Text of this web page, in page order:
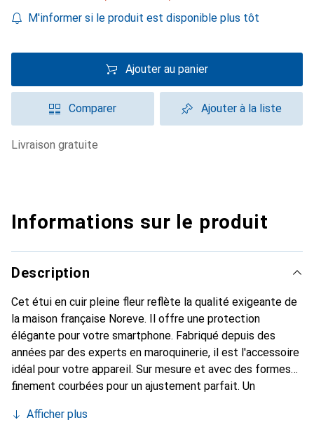
M'informer si le produit est disponible plus tôt
Ajouter au panier
Comparer Ajouter à la liste
livraison gratuite
Informations sur le produit
Description
Cet étui en cuir pleine fleur reflète la qualité exigeante de
la maison française Noreve. Il offre une protection
élégante pour votre smartphone. Fabriqué depuis des
années par des experts en maroquinerie, il est l'accessoire
idéal pour votre appareil. Sur mesure et avec des formes
finement courbées pour un ajustement parfait. Un
smartphone. La marque Noreve est reconnue
Afficher plus